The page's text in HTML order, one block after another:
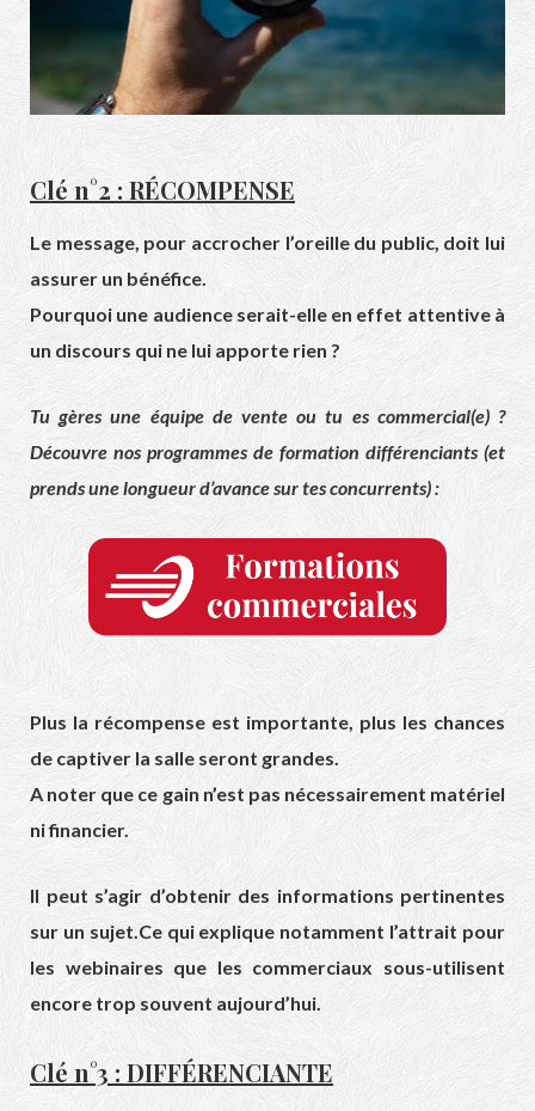
Clé n°2 : RÉCOMPENSE
Le message, pour accrocher l’oreille du public, doit lui
assurer un bénéfice.
Pourquoi une audience serait-elle en effet attentive à
un discours qui ne lui apporte rien ?
Tu gères une équipe de vente ou tu es commercial(e) ?
Découvre nos programmes de formation différenciants (et
prends une longueur d’avance sur tes concurrents) :
Plus la récompense est importante, plus les chances
de captiver la salle seront grandes.
A noter que ce gain n’est pas nécessairement matériel
ni financier.
Il peut s’agir d’obtenir des informations pertinentes
sur un sujet.Ce qui explique notamment l’attrait pour
les webinaires que les commerciaux sous-utilisent
encore trop souvent aujourd’hui.
Clé n°3 : DIFFÉRENCIANTE